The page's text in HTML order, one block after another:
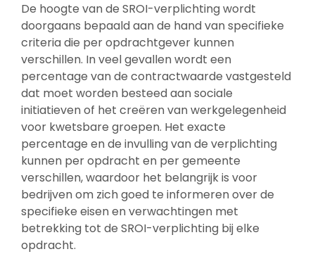
De hoogte van de SROI-verplichting wordt
doorgaans bepaald aan de hand van specifieke
criteria die per opdrachtgever kunnen
verschillen. In veel gevallen wordt een
percentage van de contractwaarde vastgesteld
dat moet worden besteed aan sociale
initiatieven of het creëren van werkgelegenheid
voor kwetsbare groepen. Het exacte
percentage en de invulling van de verplichting
kunnen per opdracht en per gemeente
verschillen, waardoor het belangrijk is voor
bedrijven om zich goed te informeren over de
specifieke eisen en verwachtingen met
betrekking tot de SROI-verplichting bij elke
opdracht.